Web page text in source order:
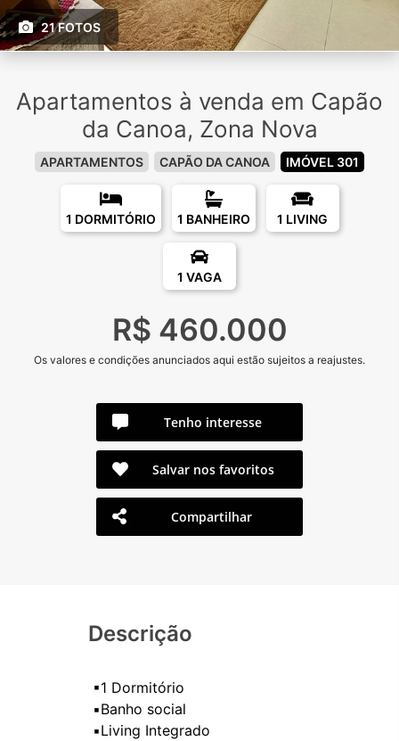
21 FOTOS
Apartamentos à venda em Capão
da Canoa, Zona Nova
APARTAMENTOS CAPÃO DA CANOA IMÓVEL 301
1 DORMITÓRIO 1 BANHEIRO 1 LIVING
1 VAGA
R$ 460.000
Os valores e condições anunciados aqui estão sujeitos a reajustes.
Tenho interesse
Salvar nos favoritos
Compartilhar
Descrição
▪1 Dormitório
▪️Banho social
▪️Living Integrado